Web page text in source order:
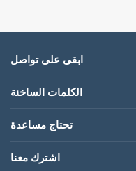
ابقى على تواصل
الكلمات الساخنة
تحتاج مساعدة
اشترك معنا